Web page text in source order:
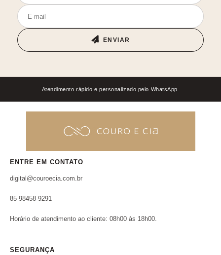
ENVIAR
Atendimento rápido e personalizado pelo WhatsApp.
ENTRE EM CONTATO
digital@couroecia.com.br
85 98458-9291
Horário de atendimento ao cliente: 08h00 às 18h00.
SEGURANÇA